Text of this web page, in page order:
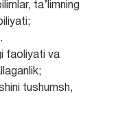
ta’limning
faoliyati va
tushumsh,